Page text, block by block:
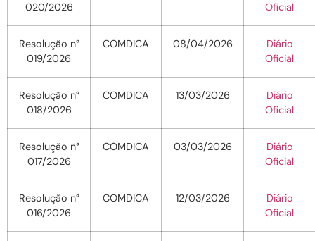
020/2026
Oficial
Resolução n°
019/2026
COMDICA 08/04/2026
Diário
Oficial
Resolução n°
018/2026
COMDICA 13/03/2026
Diário
Oficial
Resolução n°
017/2026
COMDICA 03/03/2026
Diário
Oficial
Resolução n°
016/2026
COMDICA 12/03/2026
Diário
Oficial